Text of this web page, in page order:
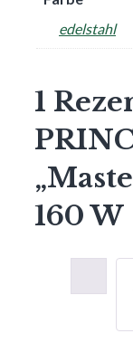
edelstahl
1
160 W